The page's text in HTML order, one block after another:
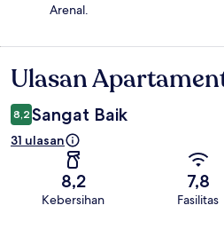
Arenal.
Ulasan
Ulasan
8,2 Sangat Baik
31 ulasan
8,2
Kebersihan
7,8
Fasilitas